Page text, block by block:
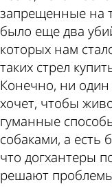
запрещенные на
было еще два
которых нам
таких стрел
Конечно, ни
хочет, чтобы
гуманные
собаками, а есть
что догхантеры
решают